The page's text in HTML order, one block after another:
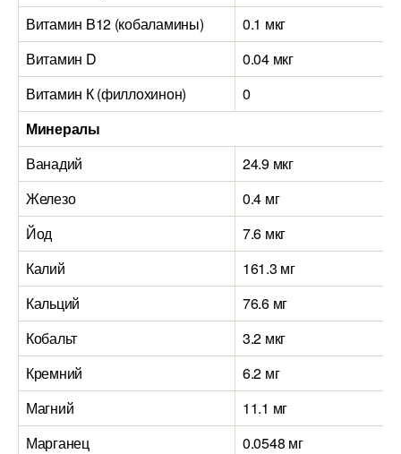
Витамин B12 (кобаламины)
0.1 мкг
Витамин D
0.04 мкг
Витамин К (филлохинон)
0
Минералы
Ванадий
24.9 мкг
Железо
0.4 мг
Йод
7.6 мкг
Калий
161.3 мг
Кальций
76.6 мг
Кобальт
3.2 мкг
Кремний
6.2 мг
Магний
11.1 мг
Марганец
0.0548 мг